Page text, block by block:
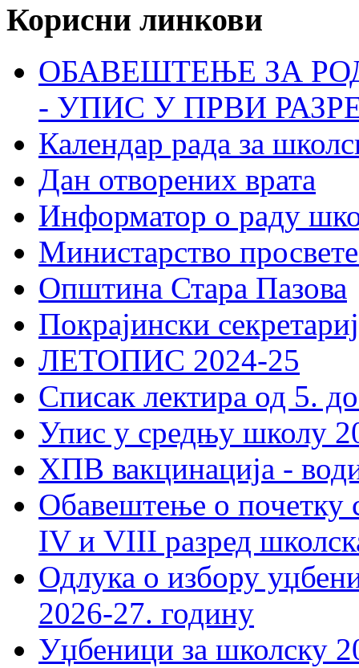
Корисни линкови
ОБАВЕШТЕЊЕ ЗА
- УПИС У ПРВИ
Календар рада за
Дан отворених врата
Информатор о раду
Министарство
Општина Стара Пазова
Покрајински
ЛЕТОПИС 2024-25
Списак лектира од 5.
Упис у средњу школу
ХПВ вакцинација -
Обавештење о почетку
IV и VIII разред
Одлука о избору
2026-27. годину
Уџбеници за школску